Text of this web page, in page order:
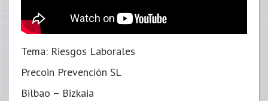
Tema: Riesgos Laborales
Precoin Prevención SL
Bilbao – Bizkaia